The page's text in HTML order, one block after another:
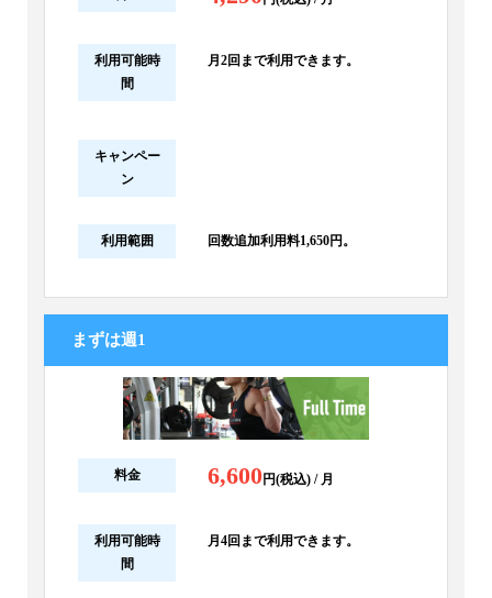
利用可能時
間
月2回まで利用できます。
キャンペー
ン
利用範囲 回数追加利用料1,650円。
まずは週1
料金 6,600円(税込) / 月
利用可能時
間
月4回まで利用できます。